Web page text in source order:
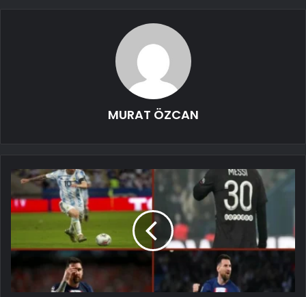
MURAT ÖZCAN